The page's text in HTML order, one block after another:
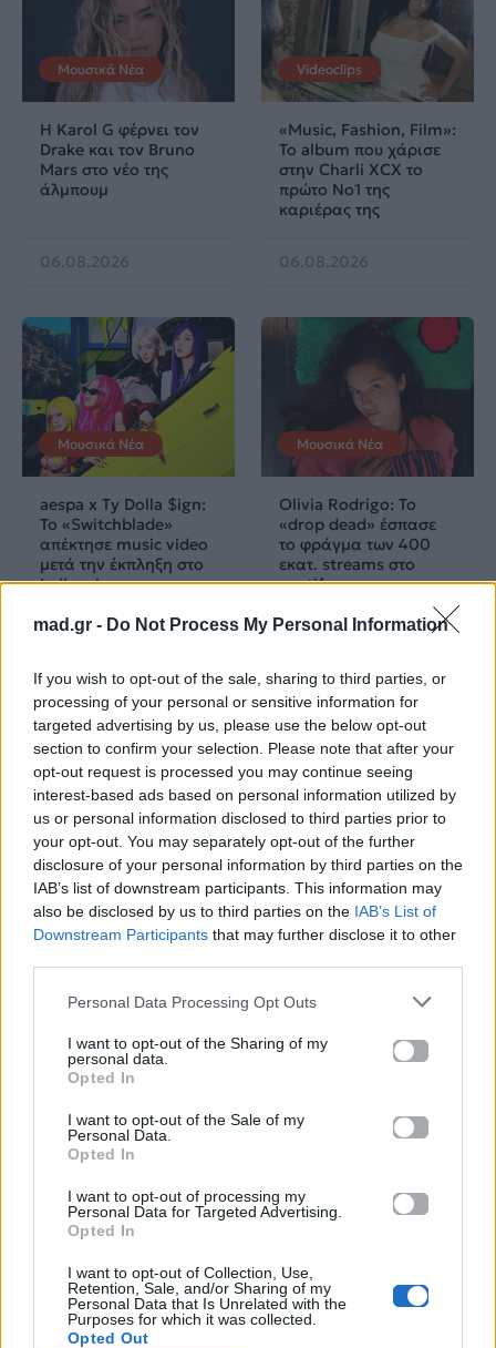
mad.gr - Do Not Process My Personal Information
If you wish to opt-out of the sale, sharing to third parties, or
processing of your personal or sensitive information for
targeted advertising by us, please use the below opt-out
section to confirm your selection. Please note that after your
opt-out request is processed you may continue seeing
interest-based ads based on personal information utilized by
us or personal information disclosed to third parties prior to
your opt-out. You may separately opt-out of the further
disclosure of your personal information by third parties on the
IAB’s list of downstream participants. This information may
also be disclosed by us to third parties on the IAB’s List of
Downstream Participants that may further disclose it to other
Personal Data Processing Opt Outs
I want to opt-out of the Sharing of my
personal data.
Opted In
I want to opt-out of the Sale of my
Personal Data.
Opted In
I want to opt-out of processing my
Personal Data for Targeted Advertising.
Opted In
I want to opt-out of Collection, Use,
Retention, Sale, and/or Sharing of my
Personal Data that Is Unrelated with the
Purposes for which it was collected.
Opted Out
Μουσικά Νέα
Η Karol G φέρνει τον
Drake και τον Bruno
Mars στο νέο της
άλμπουμ
06.08.2026
Videoclips
«Music, Fashion, Film»:
Το album που χάρισε
στην Charli XCX το
πρώτο No1 της
καριέρας της
06.08.2026
Μουσικά Νέα
aespa x Ty Dolla $ign:
Το «Switchblade»
απέκτησε music video
μετά την έκπληξη στο
Lollapalooza
06.08.2026
Μουσικά Νέα
Olivia Rodrigo: To
«drop dead» έσπασε
το φράγμα των 400
εκατ. streams στο
spotify
06.08.2026
Μουσικά Νέα
Η Beyoncé έφερε ξανά
τον JAY-Z στο studio
για το «Morning Dew
(Donk)» remix pack
Μουσικά Νέα
Ariana Grande: Βάζει
τέλος στις φήμες για το
διάλειμμά της από τη
δημοσιότητα